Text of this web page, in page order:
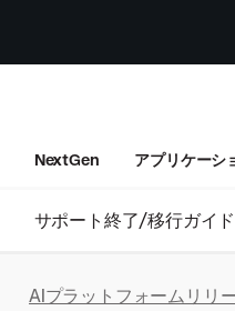
NextGen アプリケーシ
サポート終了/移行ガイド
AIプラットフォームリリ